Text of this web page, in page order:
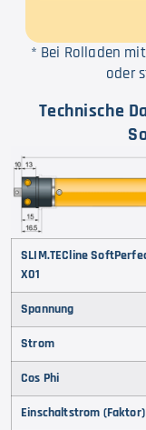
* Bei Rolladen
oder
Technische
SLIM.TECline
X01
Spannung
Strom
Cos Phi
Einschaltstrom (Faktor)